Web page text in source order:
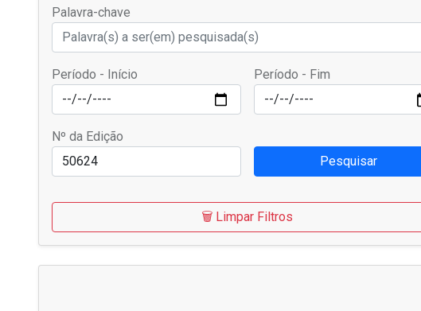
Palavra-chave
Período - Início Período - Fim
Nº da Edição
Pesquisar
🗑️ Limpar Filtros